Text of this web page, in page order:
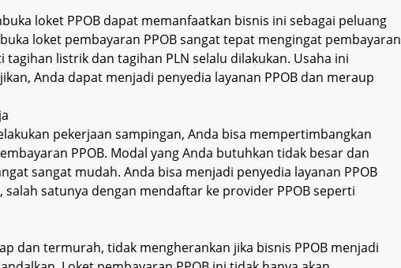
loket PPOB dapat memanfaatkan bisnis ini sebagai peluang
loket pembayaran PPOB sangat tepat mengingat pembayaran
listrik dan tagihan PLN selalu dilakukan. Usaha ini
Anda dapat menjadi penyedia layanan PPOB dan meraup
pekerjaan sampingan, Anda bisa mempertimbangkan
PPOB. Modal yang Anda butuhkan tidak besar dan
sangat mudah. Anda bisa menjadi penyedia layanan PPOB
salah satunya dengan mendaftar ke provider PPOB seperti
dan termurah, tidak mengherankan jika bisnis PPOB menjadi